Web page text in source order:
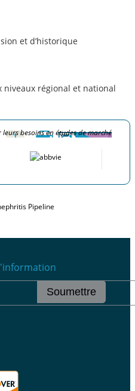
et d’historique
niveaux régional et national
besoins en études de marché
Soumettre